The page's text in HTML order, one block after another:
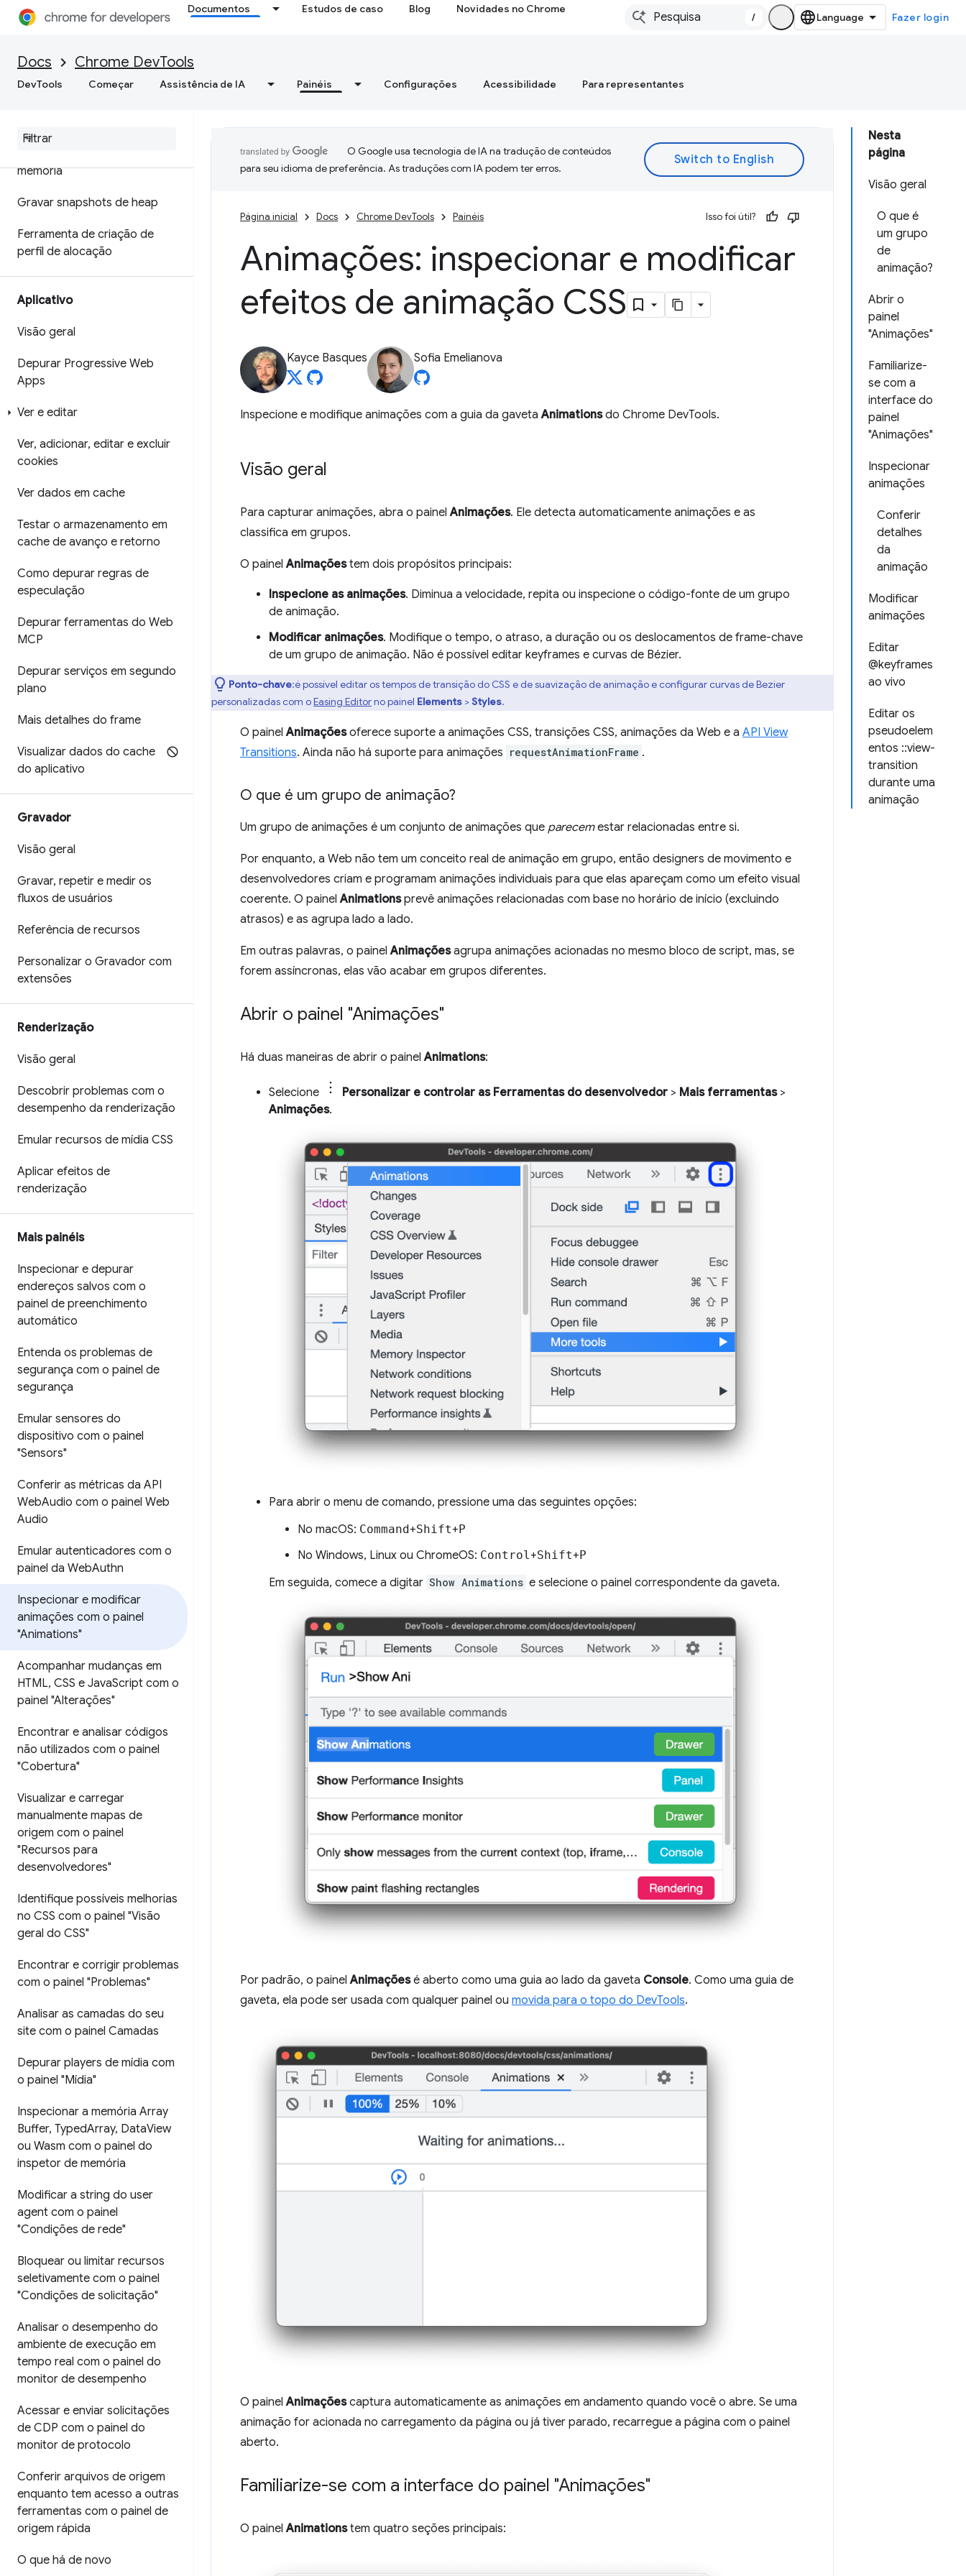
Documentos Estudos de caso Blog Novidades no Chrome
/ Fazer login
Docs Chrome DevTools
DevTools Começar Assistência de IA Painéis Configurações Acessibilidade Para representantes
Otimizar a velocidade da Web
Memória
Visão geral
memória
Gravar snapshots de heap
Ferramenta de criação de
perfil de alocação
Aplicativo
Visão geral
Depurar Progressive Web
Apps
Ver e editar
Ver, adicionar, editar e excluir
cookies
Ver dados em cache
Testar o armazenamento em
cache de avanço e retorno
Como depurar regras de
especulação
Depurar ferramentas do Web
MCP
Depurar serviços em segundo
plano
Mais detalhes do frame
Visualizar dados do cache
do aplicativo
Gravador
Visão geral
Gravar, repetir e medir os
fluxos de usuários
Referência de recursos
Personalizar o Gravador com
extensões
Renderização
Visão geral
Descobrir problemas com o
desempenho da renderização
Emular recursos de mídia CSS
Aplicar efeitos de
renderização
Mais painéis
Inspecionar e depurar
endereços salvos com o
painel de preenchimento
automático
Entenda os problemas de
segurança com o painel de
segurança
Emular sensores do
dispositivo com o painel
"Sensors"
Conferir as métricas da API
WebAudio com o painel Web
Audio
Emular autenticadores com o
painel da WebAuthn
Inspecionar e modificar
animações com o painel
"Animations"
Acompanhar mudanças em
HTML, CSS e JavaScript com o
painel "Alterações"
Encontrar e analisar códigos
não utilizados com o painel
"Cobertura"
Visualizar e carregar
manualmente mapas de
origem com o painel
"Recursos para
desenvolvedores"
Identifique possíveis melhorias
no CSS com o painel "Visão
geral do CSS"
Encontrar e corrigir problemas
com o painel "Problemas"
Analisar as camadas do seu
site com o painel Camadas
Depurar players de mídia com
o painel "Mídia"
Inspecionar a memória Array
Buffer, TypedArray, DataView
ou Wasm com o painel do
inspetor de memória
Modificar a string do user
agent com o painel
"Condições de rede"
Bloquear ou limitar recursos
seletivamente com o painel
"Condições de solicitação"
Analisar o desempenho do
ambiente de execução em
tempo real com o painel do
monitor de desempenho
Acessar e enviar solicitações
de CDP com o painel do
monitor de protocolo
Conferir arquivos de origem
enquanto tem acesso a outras
ferramentas com o painel de
origem rápida
O que há de novo
Nesta
página
Visão geral
O que é
um grupo
de
animação?
Abrir o
painel
"Animações"
Familiarize-
se com a
interface do
painel
"Animações"
Inspecionar
animações
Conferir
detalhes
da
animação
Modificar
animações
Editar
@keyframes
ao vivo
Editar os
pseudoelem
entos ::view-
transition
durante uma
animação
O Google usa tecnologia de IA na tradução de conteúdos
para seu idioma de preferência. As traduções com IA podem ter erros.
Página inicial Docs Chrome DevTools Painéis Isso foi útil?
Animações: inspecionar e modificar
efeitos de animação CSS
Kayce Basques Sofia Emelianova
Inspecione e modifique animações com a guia da gavetaAnimationsdo Chrome DevTools.
Visão geral
Para capturar animações, abra o painelAnimações. Ele detecta automaticamente animações e as
classifica em grupos.
O painelAnimaçõestem dois propósitos principais:
Inspecione as animações. Diminua a velocidade, repita ou inspecione o código-fonte de um grupo
de animação.
Modificar animações. Modifique o tempo, o atraso, a duração ou os deslocamentos de frame-chave
de um grupo de animação. Não é possível editar keyframes e curvas de Bézier.
Ponto-chave:é possível editar os tempos de transição do CSS e de suavização de animação e configurar curvas de Bezier
personalizadas com oEasing Editorno painel Elements >Styles.
O painelAnimaçõesoferece suporte a animações CSS, transições CSS, animações da Web e a API View
Transitions. Ainda não há suporte para animações requestAnimationFrame .
O que é um grupo de animação?
Um grupo de animações é um conjunto de animações que parecemestar relacionadas entre si.
Por enquanto, a Web não tem um conceito real de animação em grupo, então designers de movimento e
desenvolvedores criam e programam animações individuais para que elas apareçam como um efeito visual
coerente. O painelAnimationsprevê animações relacionadas com base no horário de início (excluindo
atrasos) e as agrupa lado a lado.
Em outras palavras, o painelAnimaçõesagrupa animações acionadas no mesmo bloco de script, mas, se
forem assíncronas, elas vão acabar em grupos diferentes.
Abrir o painel "Animações"
Há duas maneiras de abrir o painelAnimations:
Selecione Personalizar e controlar as Ferramentas do desenvolvedor > Mais ferramentas>
Animações.
Para abrir o menu de comando, pressione uma das seguintes opções:
No macOS: Command+Shift+P
No Windows, Linux ou ChromeOS: Control +Shift+P
Em seguida, comece a digitar Show Animations e selecione o painel correspondente da gaveta.
Por padrão, o painelAnimaçõesé aberto como uma guia ao lado da gaveta Console. Como uma guia de
gaveta, ela pode ser usada com qualquer painel ou movida para o topo do DevTools.
O painelAnimaçõescaptura automaticamente as animações em andamento quando você o abre. Se uma
animação for acionada no carregamento da página ou já tiver parado, recarregue a página com o painel
aberto.
Familiarize-se com a interface do painel "Animações"
O painelAnimationstem quatro seções principais: